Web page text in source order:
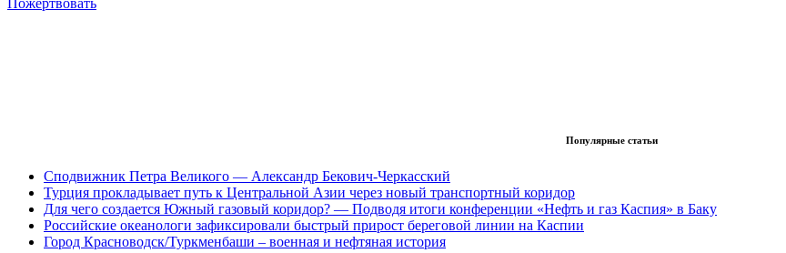
Пожертвовать
Популярные статьи
Сподвижник Петра Великого — Александр Бекович-Черкасский
Турция прокладывает путь к Центральной Азии через новый транспортный коридор
Для чего создается Южный газовый коридор? — Подводя итоги конференции «Нефть и газ Каспия» в Баку
Российские океанологи зафиксировали быстрый прирост береговой линии на Каспии
Город Красноводск/Туркменбаши – военная и нефтяная история